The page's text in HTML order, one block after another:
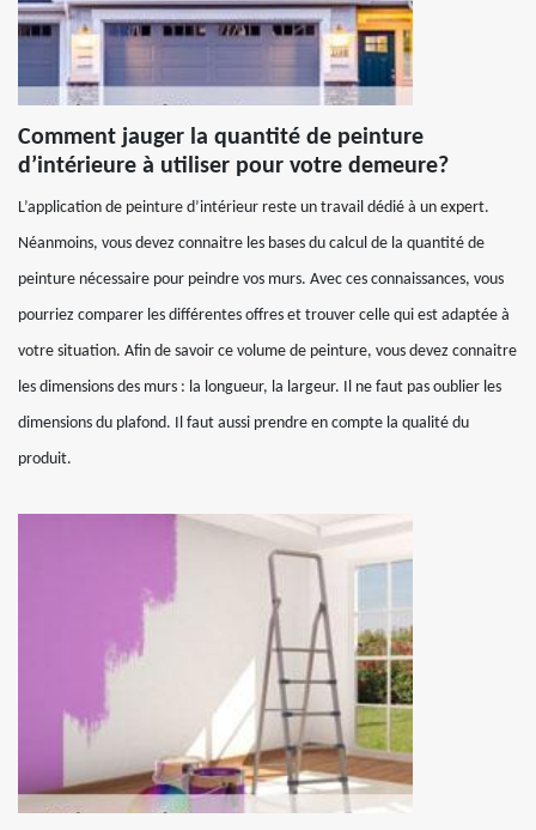
Comment jauger la quantité de peinture
d’intérieure à utiliser pour votre demeure?
L’application de peinture d’intérieur reste un travail dédié à un expert.
Néanmoins, vous devez connaitre les bases du calcul de la quantité de
peinture nécessaire pour peindre vos murs. Avec ces connaissances, vous
pourriez comparer les différentes offres et trouver celle qui est adaptée à
votre situation. Afin de savoir ce volume de peinture, vous devez connaitre
les dimensions des murs : la longueur, la largeur. Il ne faut pas oublier les
dimensions du plafond. Il faut aussi prendre en compte la qualité du
produit.